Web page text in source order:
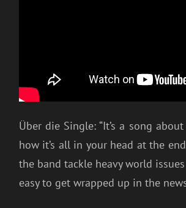
Über die Single: “It’s a song
how it’s all in your head at the
the band tackle heavy world
easy to get wrapped up in the